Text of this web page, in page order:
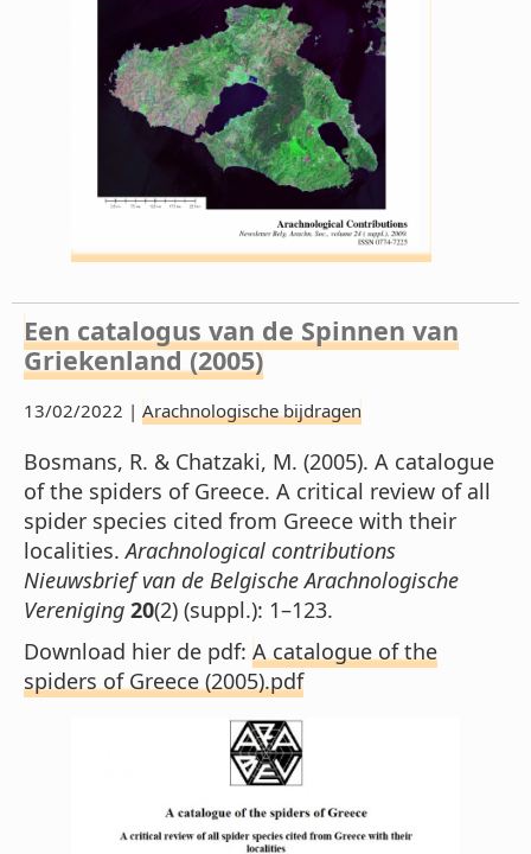
Een catalogus van de Spinnen van
Griekenland (2005)
13/02/2022 | Arachnologische bijdragen
Bosmans, R. & Chatzaki, M. (2005). A catalogue
of the spiders of Greece. A critical review of all
spider species cited from Greece with their
localities.Arachnological contributions
Nieuwsbrief van de Belgische Arachnologische
Vereniging 20(2) (suppl.): 1–123.
Download hier de pdf: A catalogue of the
spiders of Greece (2005).pdf